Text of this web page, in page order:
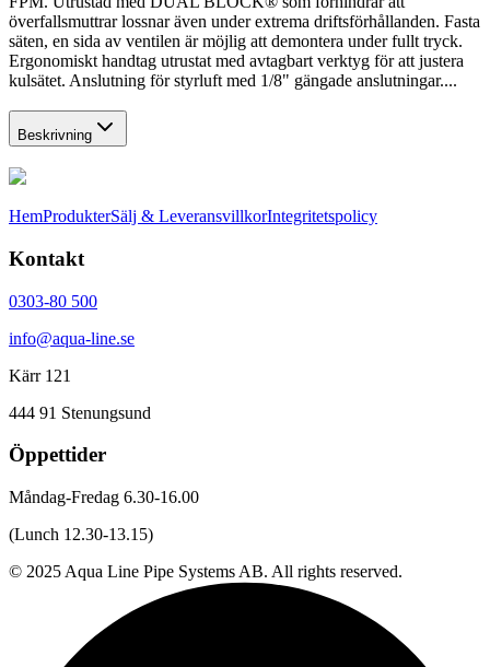
överfallsmuttrar lossnar även under extrema driftsförhållanden. Fasta
säten, en sida av ventilen är möjlig att demontera under fullt tryck.
Ergonomiskt handtag utrustat med avtagbart verktyg för att justera
kulsätet. Anslutning för styrluft med 1/8" gängade anslutningar....
Beskrivning
HemProdukterSälj & LeveransvillkorIntegritetspolicy
Kontakt
0303-80 500
info@aqua-line.se
Kärr 121
444 91 Stenungsund
Öppettider
Måndag-Fredag 6.30-16.00
(Lunch 12.30-13.15)
© 2025 Aqua Line Pipe Systems AB. All rights reserved.